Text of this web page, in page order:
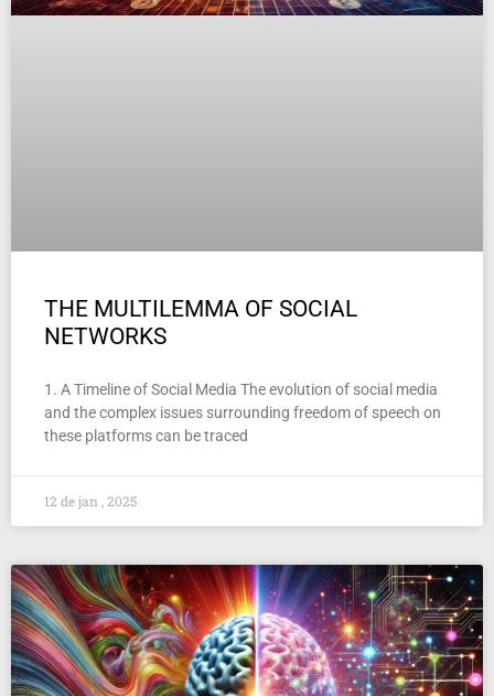
THE MULTILEMMA OF SOCIAL
NETWORKS
1. A Timeline of Social Media The evolution of social media
and the complex issues surrounding freedom of speech on
these platforms can be traced
12 de jan , 2025